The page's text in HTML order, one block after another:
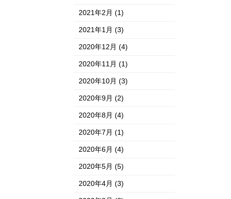
2021年2月(1)
2021年1月(3)
2020年12月(4)
2020年11月(1)
2020年10月(3)
2020年9月(2)
2020年8月(4)
2020年7月(1)
2020年6月(4)
2020年5月(5)
2020年4月(3)